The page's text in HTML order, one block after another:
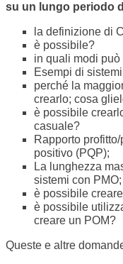
su un lungo periodo
la definizione di
è possibile?
in quali modi
Esempi di
perché la
crearlo; cosa
è possibile
casuale?
Rapporto
positivo (PQP);
La lunghezza
sistemi con PMO;
è possibile
è possibile
creare un POM?
Queste e altre